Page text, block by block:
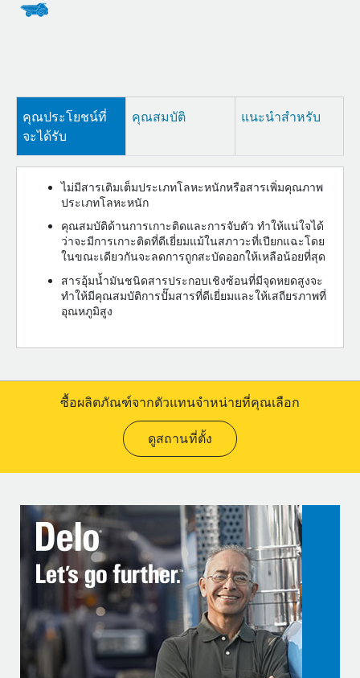
คุณประโยชน์ที่
จะได้รับ
คุณสมบัติ แนะนำสำหรับ
ไม่มีสารเติมเต็มประเภทโลหะหนักหรือสารเพิ่มคุณภาพ
ประเภทโลหะหนัก
คุณสมบัติด้านการเกาะติดและการจับตัว ทำให้แน่ใจได้
ว่าจะมีการเกาะติดที่ดีเยี่ยมแม้ในสภาวะที่เปียกแฉะโดย
ในขณะเดียวกันจะลดการถูกสะบัดออกให้เหลือน้อยที่สุด
สารอุ้มน้ำมันชนิดสารประกอบเชิงซ้อนที่มีจุดหยดสูงจะ
ทำให้มีคุณสมบัติการปั๊มสารที่ดีเยี่ยมและให้เสถียรภาพที่
อุณหภูมิสูง
ซื้อผลิตภัณฑ์จากตัวแทนจำหน่ายที่คุณเลือก
ดูสถานที่ตั้ง